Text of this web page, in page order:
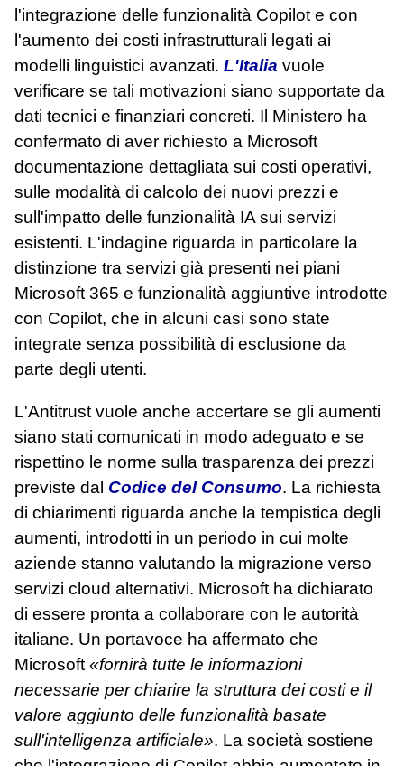
l'integrazione delle funzionalità Copilot e con
l'aumento dei costi infrastrutturali legati ai
modelli linguistici avanzati. L'Italia vuole
verificare se tali motivazioni siano supportate da
dati tecnici e finanziari concreti. Il Ministero ha
confermato di aver richiesto a Microsoft
documentazione dettagliata sui costi operativi,
sulle modalità di calcolo dei nuovi prezzi e
sull'impatto delle funzionalità IA sui servizi
esistenti. L'indagine riguarda in particolare la
distinzione tra servizi già presenti nei piani
Microsoft 365 e funzionalità aggiuntive introdotte
con Copilot, che in alcuni casi sono state
integrate senza possibilità di esclusione da
parte degli utenti.
L'Antitrust vuole anche accertare se gli aumenti
siano stati comunicati in modo adeguato e se
rispettino le norme sulla trasparenza dei prezzi
previste dal Codice del Consumo. La richiesta
di chiarimenti riguarda anche la tempistica degli
aumenti, introdotti in un periodo in cui molte
aziende stanno valutando la migrazione verso
servizi cloud alternativi. Microsoft ha dichiarato
di essere pronta a collaborare con le autorità
italiane. Un portavoce ha affermato che
Microsoft «fornirà tutte le informazioni
necessarie per chiarire la struttura dei costi e il
valore aggiunto delle funzionalità basate
sull'intelligenza artificiale». La società sostiene